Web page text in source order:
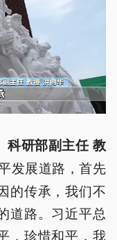
科研部副主任 教
发展道路，首先
的传承，我们不
道路。习近平总
，珍惜和平，我